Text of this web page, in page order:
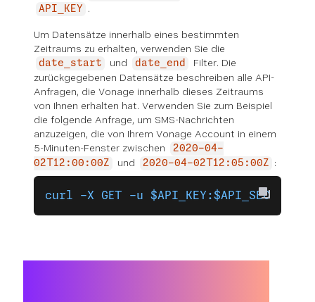
API_KEY .
Um Datensätze innerhalb eines bestimmten
Zeitraums zu erhalten, verwenden Sie die
date_start und date_end
Filter. Die
zurückgegebenen Datensätze beschreiben alle API-
Anfragen, die Vonage innerhalb dieses Zeitraums
von Ihnen erhalten hat. Verwenden Sie zum Beispiel
die folgende Anfrage, um SMS-Nachrichten
anzuzeigen, die von Ihrem Vonage Account in einem
5-Minuten-Fenster zwischen
2020-04-
02T12:00:00Z
und 2020-04-02T12:05:00Z :
curl -X GET -u $API_KEY:$API_SECRET